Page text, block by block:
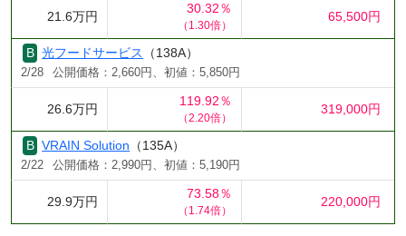
21.6万円
30.32％
（1.30倍）
65,500円
光フードサービス （138A）
2/28 公開価格：2,660円、初値：5,850円
26.6万円
119.92％
（2.20倍）
319,000円
VRAIN Solution （135A）
2/22 公開価格：2,990円、初値：5,190円
29.9万円
73.58％
（1.74倍）
220,000円